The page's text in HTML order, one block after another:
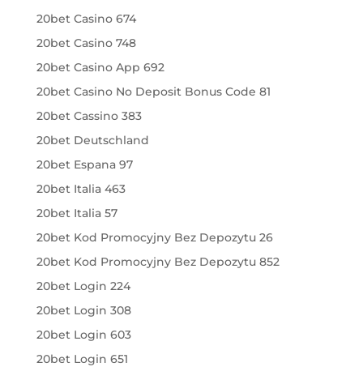
20bet Casino 674
20bet Casino 748
20bet Casino App 692
20bet Casino No Deposit Bonus Code 81
20bet Cassino 383
20bet Deutschland
20bet Espana 97
20bet Italia 463
20bet Italia 57
20bet Kod Promocyjny Bez Depozytu 26
20bet Kod Promocyjny Bez Depozytu 852
20bet Login 224
20bet Login 308
20bet Login 603
20bet Login 651